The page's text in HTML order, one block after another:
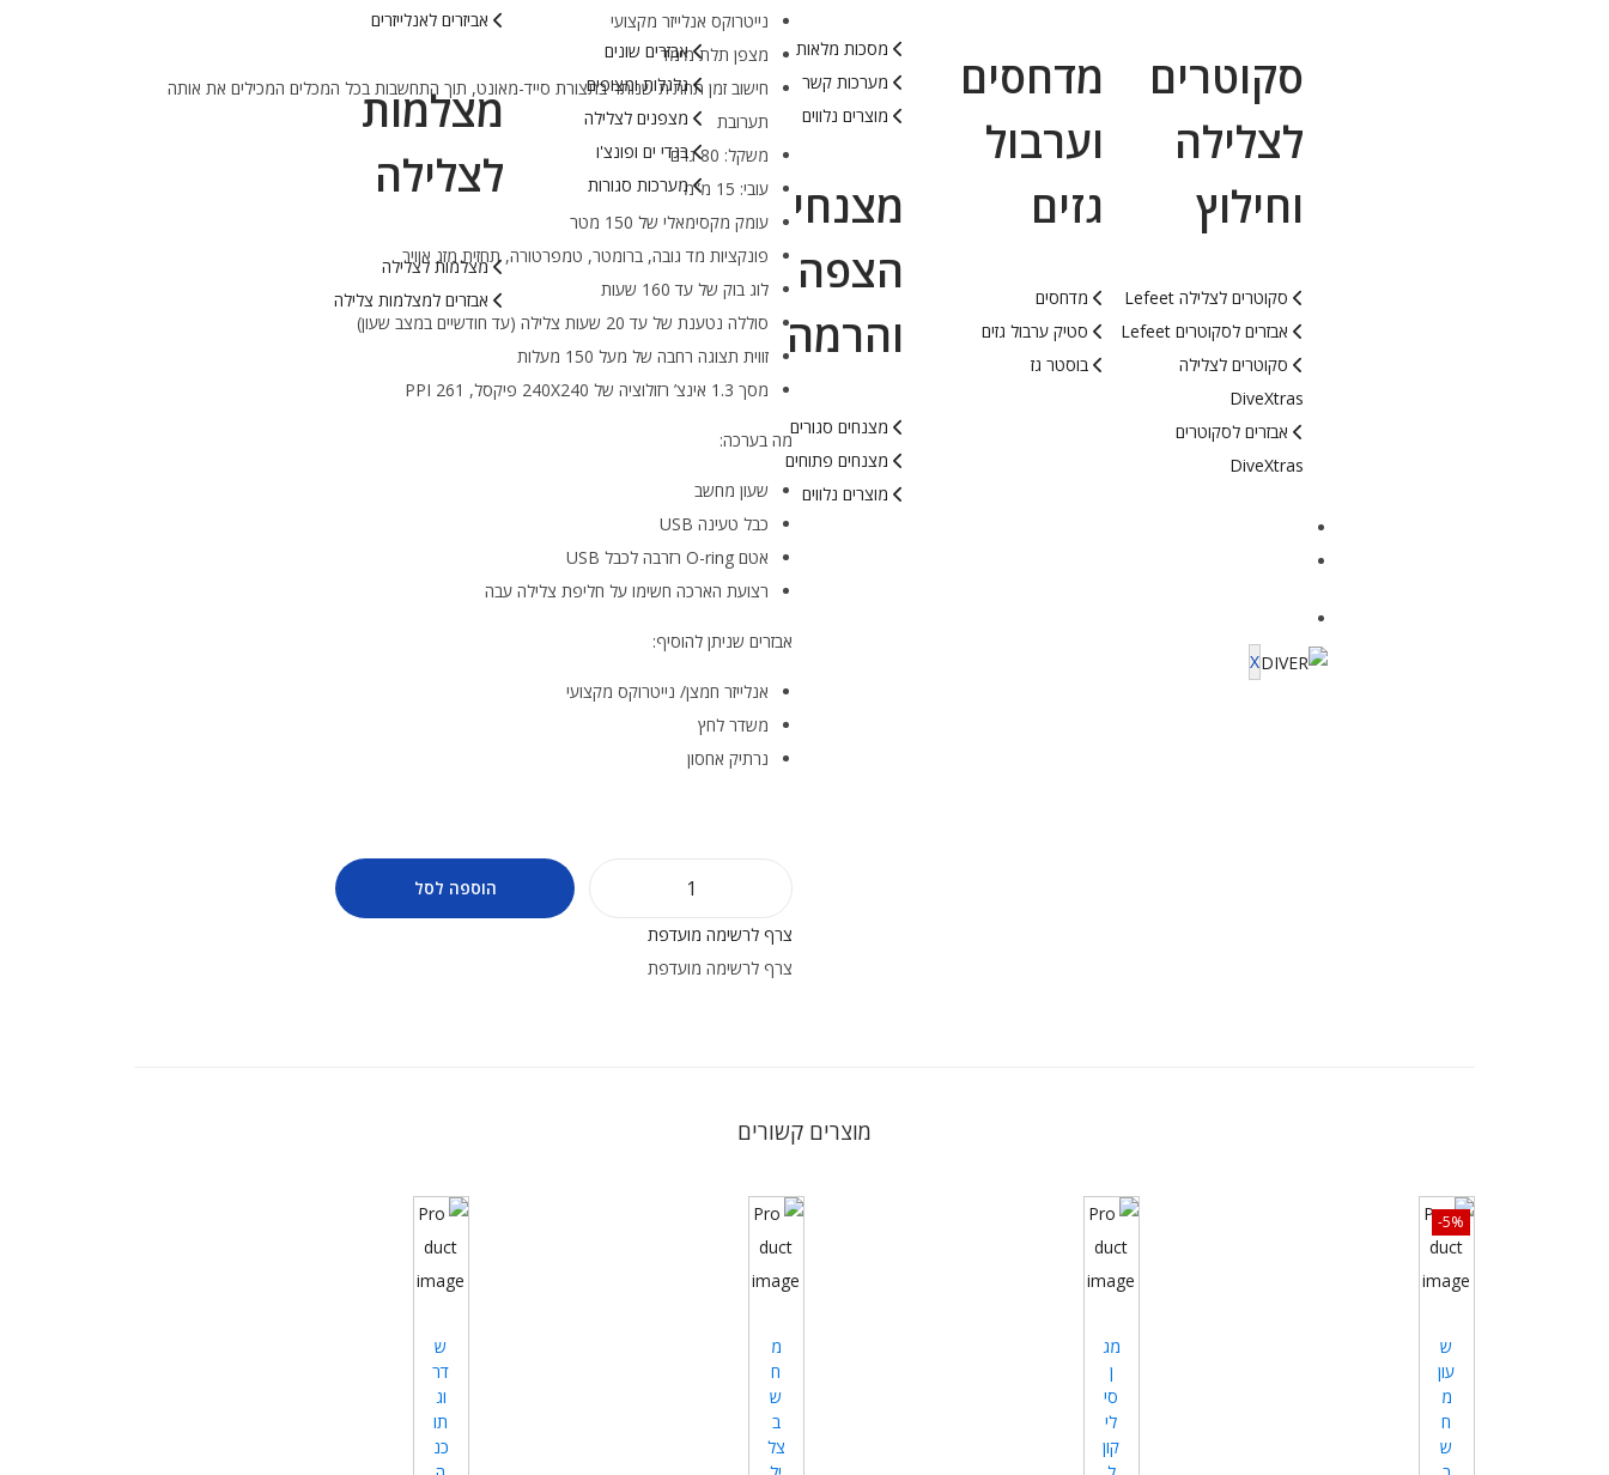
סקוטרים
לצלילה
וחילוץ
סקוטרים לצלילה Lefeet
אבזרים לסקוטרים Lefeet
סקוטרים לצלילה
DiveXtras
אבזרים לסקוטרים
DiveXtras
מדחסים
וערבול
גזים
מדחסים
סטיק ערבול גזים
בוסטר גז
מסכות מלאות
מערכות קשר
מוצרים נלווים
מצנחי
הצפה
והרמה
מצנחים סגורים
מצנחים פתוחים
מוצרים נלווים
אבזרים שונים
גלגלות ומצופים
מצפנים לצלילה
בגדי ים ופונצ'ו
מערכות סגורות
אביזרים לאנלייזרים
מצלמות
לצלילה
מצלמות לצלילה
אבזרים למצלמות צלילה
X
נייטרוקס אנלייזר מקצועי
מצפן תלת מימד
חישוב זמן תחתית שנותר בתצורת סייד-מאונט, תוך התחשבות בכל המכלים המכילים את אותה
תערובת
משקל: 80 גרם
עובי: 15 מ”מ
עומק מקסימאלי של 150 מטר
פונקציות מד גובה, ברומטר, טמפרטורה, תחזית מזג אוויר
לוג בוק של עד 160 שעות
סוללה נטענת של עד 20 שעות צלילה (עד חודשיים במצב שעון)
זווית תצוגה רחבה של מעל 150 מעלות
מסך 1.3 אינצ’ רזולוציה של 240X240 פיקסל, 261 PPI
מה בערכה:
שעון מחשב
כבל טעינה USB
אטם O-ring רזרבה לכבל USB
רצועת הארכה חשימו על חליפת צלילה עבה
אבזרים שניתן להוסיף:
אנלייזר חמצן/ נייטרוקס מקצועי
משדר לחץ
נרתיק אחסון
הוספה לסל
צרף לרשימה מועדפת
צרף לרשימה מועדפת
מוצרים קשורים
-5%
ש
עון
מ
ח
ש
מג
ן
סי
לי
קון
מ
ח
ש
ב
צל
ש
דר
וג
תו
כנ